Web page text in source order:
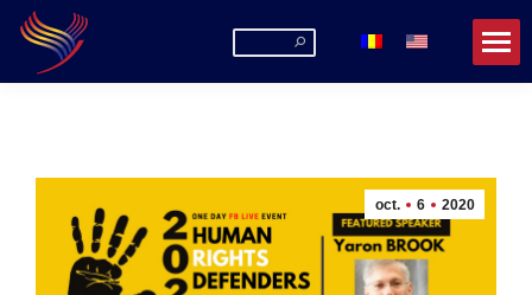
Search:
oct. 6 2020